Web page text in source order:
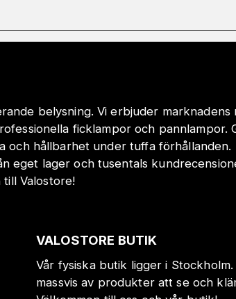
belysning. Vi erbjuder marknadens
ficklampor och pannlampor.
och hållbarhet under tuffa
eget lager och tusentals
Valostore!
VALOSTORE BUTIK
Vår fysiska butik ligger i
massvis av produkter att se och